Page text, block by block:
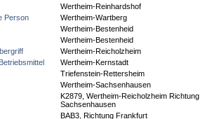
Wertheim-Reinhardshof
Person
Wertheim-Wartberg
Wertheim-Bestenheid
Wertheim-Bestenheid
Wertheim-Reicholzheim
Wertheim-Kernstadt
Triefenstein-Rettersheim
Wertheim-Sachsenhausen
K2879, Wertheim-Reicholzheim Richtung
Sachsenhausen
BAB3, Richtung Frankfurt